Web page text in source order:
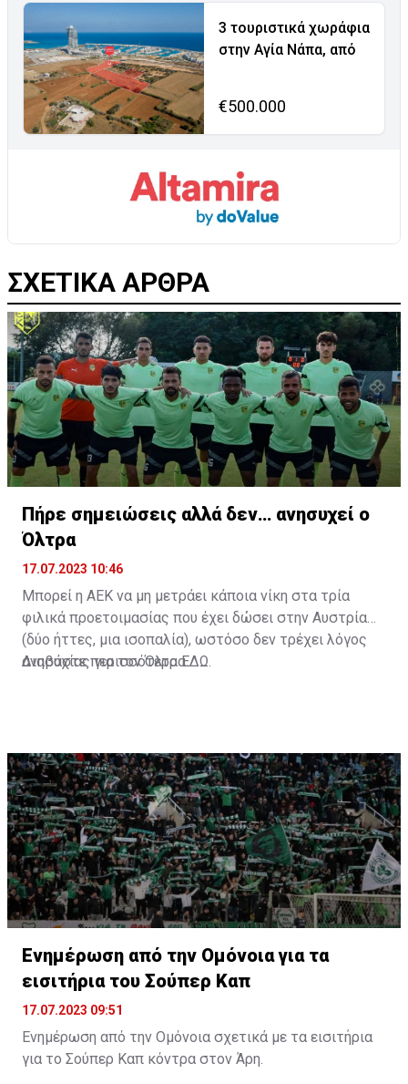
3 τουριστικά χωράφια
στην Αγία Νάπα, από
€500.000
ΣΧΕΤΙΚΑ ΑΡΘΡΑ
Πήρε σημειώσεις αλλά δεν… ανησυχεί ο
Όλτρα
17.07.2023 10:46
Μπορεί η ΑΕΚ να μη μετράει κάποια νίκη στα τρία
φιλικά προετοιμασίας που έχει δώσει στην Αυστρία
(δύο ήττες, μια ισοπαλία), ωστόσο δεν τρέχει λόγος
ανησυχίας για τον Όλτρα.
Διαβάστε περισσότεραΕΔΩ.
Ενημέρωση από την Ομόνοια για τα
εισιτήρια του Σούπερ Καπ
17.07.2023 09:51
Ενημέρωση από την Ομόνοια σχετικά με τα εισιτήρια
για το Σούπερ Καπ κόντρα στον Άρη.